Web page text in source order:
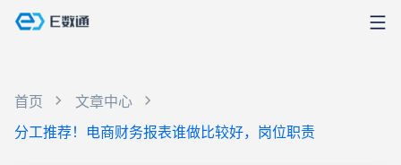
首页
文章中心
分工推荐！电商财务报表谁做比较好，岗位职责